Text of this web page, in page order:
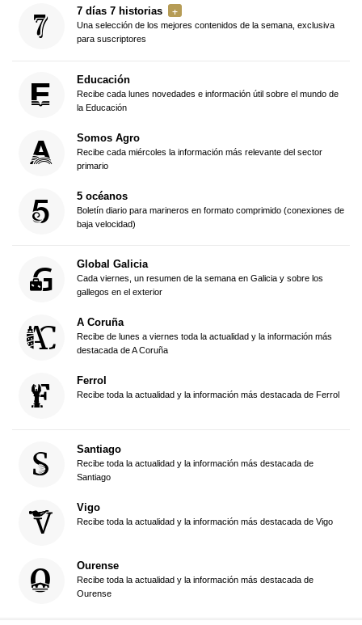
7 días 7 historias
Una selección de los mejores contenidos de la semana, exclusiva
para suscriptores
Educación
Recibe cada lunes novedades e información útil sobre el mundo de
la Educación
Somos Agro
Recibe cada miércoles la información más relevante del sector
primario
5 océanos
Boletín diario para marineros en formato comprimido (conexiones de
baja velocidad)
Global Galicia
Cada viernes, un resumen de la semana en Galicia y sobre los
gallegos en el exterior
A Coruña
Recibe de lunes a viernes toda la actualidad y la información más
destacada de A Coruña
Ferrol
Recibe toda la actualidad y la información más destacada de Ferrol
Santiago
Recibe toda la actualidad y la información más destacada de
Santiago
Vigo
Recibe toda la actualidad y la información más destacada de Vigo
Ourense
Recibe toda la actualidad y la información más destacada de
Ourense